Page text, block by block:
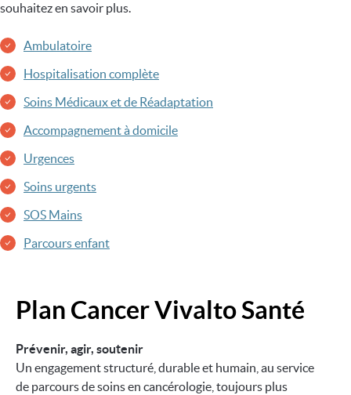
souhaitez en savoir plus.
Ambulatoire
Hospitalisation complète
Soins Médicaux et de Réadaptation
Accompagnement à domicile
Urgences
Soins urgents
SOS Mains
Parcours enfant
Image
Plan Cancer Vivalto Santé
Prévenir, agir, soutenir
Un engagement structuré, durable et humain, au service
de parcours de soins en cancérologie, toujours plus